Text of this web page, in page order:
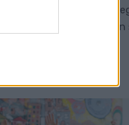
mérséklik, de a tartós
fokozott óvatosságra van